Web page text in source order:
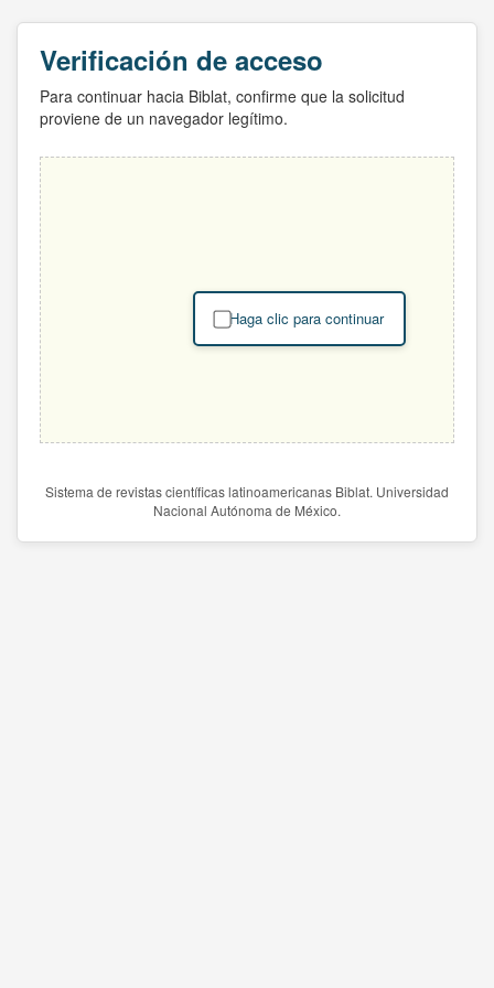
Verificación de acceso
Para continuar hacia Biblat, confirme que la solicitud
proviene de un navegador legítimo.
Haga clic para continuar
Sistema de revistas científicas latinoamericanas Biblat. Universidad
Nacional Autónoma de México.